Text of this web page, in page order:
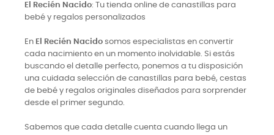
El Recién Nacido: Tu tienda online de canastillas para
bebé y regalos personalizados
En El Recién Nacido somos especialistas en convertir
cada nacimiento en un momento inolvidable. Si estás
buscando el detalle perfecto, ponemos a tu disposición
una cuidada selección de canastillas para bebé, cestas
de bebé y regalos originales diseñados para sorprender
desde el primer segundo.
Sabemos que cada detalle cuenta cuando llega un